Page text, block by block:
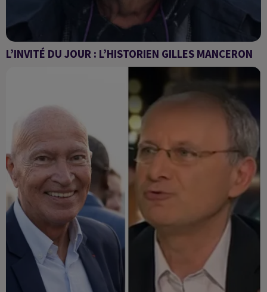
L’INVITÉ DU JOUR : L’HISTORIEN GILLES MANCERON
Comment les relations entre la France et l’Algérie ont-elle
évolué depuis 1962 jusqu’à aujourd’hui ?